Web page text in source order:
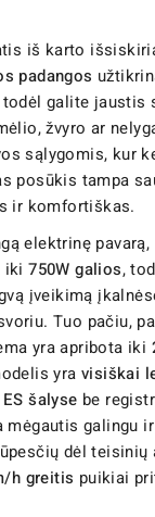
iš karto
padangos
galite jaustis
žvyro ar
sąlygomis, kur
posūkis tampa
ir komfortiškas.
elektrinę
iki750W galios,
įveikimą
Tuo pačiu,
yra apribota iki
yravisiškai
šalyse be
mėgautis galingu
dėl teisinių
h greitis puikiai